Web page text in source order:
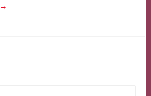
→